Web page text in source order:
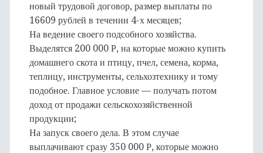
новый трудовой договор, размер выплаты по
16609 рублей в течении 4-х месяцев;
На ведение своего подсобного хозяйства.
Выделятся 200 000 Р, на которые можно купить
домашнего скота и птицу, пчел, семена, корма,
теплицу, инструменты, сельхозтехнику и тому
подобное. Главное условие — получать потом
доход от продажи сельскохозяйственной
продукции;
На запуск своего дела. В этом случае
выплачивают сразу 350 000 Р, которые можно